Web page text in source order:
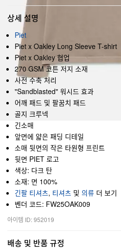
상세 설명
Piet
Piet x Oakley Long Sleeve T-shirt
Piet x Oakley 협업
270 GSM 코튼 저지 소재
사전 수축 처리
"Sandblasted" 워시드 효과
어깨 패드 및 팔꿈치 패드
골지 크루넥
긴소매
앞면에 얇은 패딩 디테일
소매 뒷면의 작은 타원형 프린트
뒷면 PIET 로고
색상: 다크 탄
소재: 면 100%
긴팔 티셔츠, 티셔츠 및 의류 더 보기
벤더 코드: FW25OAK009
아이템 ID: 952019
배송 및 반품 규정